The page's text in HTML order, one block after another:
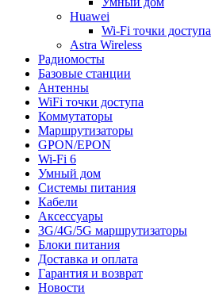
Huawei
Wi-Fi точки доступа
Astra Wireless
Радиомосты
Базовые станции
Антенны
WiFi точки доступа
Коммутаторы
Маршрутизаторы
GPON/EPON
Wi-Fi 6
Умный дом
Системы питания
Кабели
Аксессуары
3G/4G/5G маршрутизаторы
Блоки питания
Доставка и оплата
Гарантия и возврат
Новости